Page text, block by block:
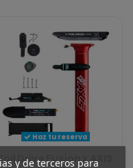
Haz tu reserva
Drive Fusion x AXIS
y de terceros para